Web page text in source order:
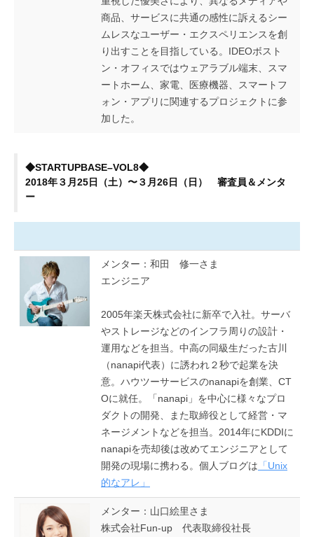
商品、サービスに共通の感性に訴えるシー
ムレスなユーザー・エクスペリエンスを創
り出すことを目指している。IDEOボスト
ン・オフィスではウェアラブル端末、スマ
ートホーム、家電、医療機器、スマートフ
ォン・アプリに関連するプロジェクトに参
加した。
◆STARTUPBASE–VOL8◆
2018年３月25日（土）〜３月26日（日） 審査員＆メンタ
ー
メンター：和田 修一さま
エンジニア
2005年楽天株式会社に新卒で入社。サーバ
やストレージなどのインフラ周りの設計・
運用などを担当。中高の同級生だった古川
（nanapi代表）に誘われ２秒で起業を決
意。ハウツーサービスのnanapiを創業、CT
Oに就任。「nanapi」を中心に様々なプロ
ダクトの開発、また取締役として経営・マ
ネージメントなどを担当。2014年にKDDIに
nanapiを売却後は改めてエンジニアとして
開発の現場に携わる。個人ブログは 「Unix
的なアレ」
メンター：山口絵里さま
株式会社Fun-up 代表取締役社長